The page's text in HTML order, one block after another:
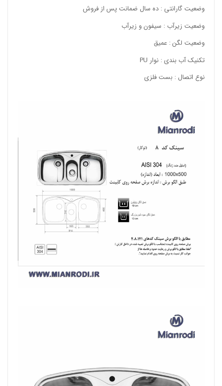
وضعیت گارانتی : ده سال ضمانت پس از فروش
وضعیت زیرآب : سیفون و زیرآب
وضعیت لگن : عمیق
تکنیک آب بندی : نوار PU
نوع اتصال : بست فلزی